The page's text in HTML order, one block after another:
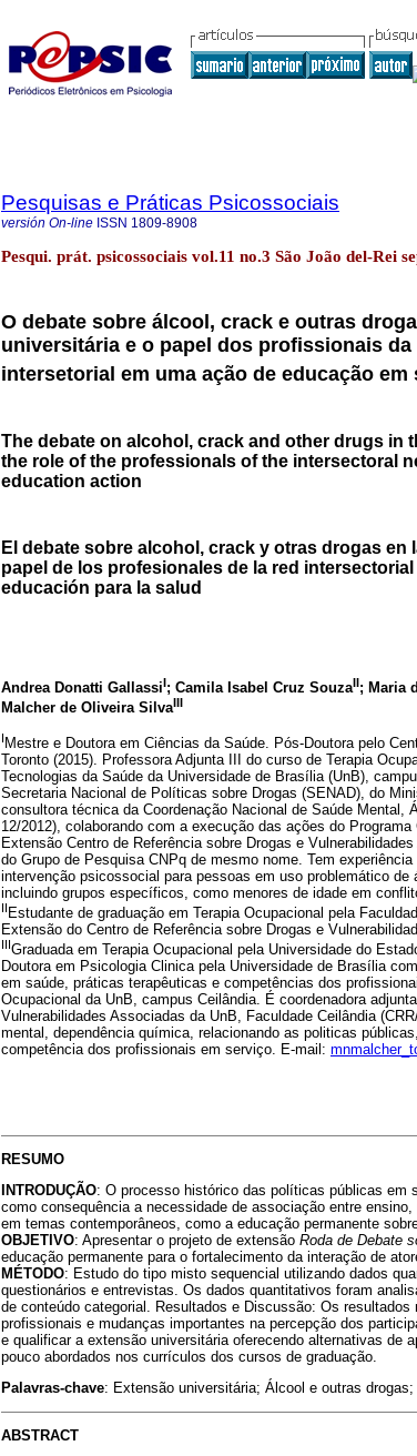
Pesquisas e Práticas Psicossociais
versión On-line ISSN 1809-8908
Pesqui. prát. psicossociais vol.11 no.3 São João del-Rei
O debate sobre álcool, crack e outras
universitária e o papel dos profissionais da
intersetorial em uma ação de educação em
The debate on alcohol, crack and other drugs in
the role of the professionals of the intersectoral
education action
El debate sobre alcohol, crack y otras drogas en
papel de los profesionales de la red
educación para la salud
Andrea Donatti GallassiI; Camila Isabel Cruz SouzaII; Maria
Malcher de Oliveira SilvaIII
IMestre e Doutora em Ciências da Saúde. Pós-Doutora pelo
Toronto (2015). Professora Adjunta III do curso de Terapia
Tecnologias da Saúde da Universidade de Brasília (UnB),
Secretaria Nacional de Políticas sobre Drogas (SENAD), do
consultora técnica da Coordenação Nacional de Saúde
12/2012), colaborando com a execução das ações do
Extensão Centro de Referência sobre Drogas e
do Grupo de Pesquisa CNPq de mesmo nome. Tem
intervenção psicossocial para pessoas em uso problemático
incluindo grupos específicos, como menores de idade em
II Estudante de graduação em Terapia Ocupacional pela
Extensão do Centro de Referência sobre Drogas e
IIIGraduada em Terapia Ocupacional pela Universidade do
Doutora em Psicologia Clinica pela Universidade de Brasília
em saúde, práticas terapêuticas e competências dos
Ocupacional da UnB, campus Ceilândia. É coordenadora
Vulnerabilidades Associadas da UnB, Faculdade Ceilândia
mental, dependência química, relacionando as politicas
competência dos profissionais em serviço. E-mail:
RESUMO
INTRODUÇÃO: O processo histórico das políticas públicas em
como consequência a necessidade de associação entre
em temas contemporâneos, como a educação permanente
OBJETIVO: Apresentar o projeto de extensão Roda de Debate
educação permanente para o fortalecimento da interação de
MÉTODO: Estudo do tipo misto sequencial utilizando dados
questionários e entrevistas. Os dados quantitativos foram
de conteúdo categorial. Resultados e Discussão: Os
profissionais e mudanças importantes na percepção dos
e qualificar a extensão universitária oferecendo alternativas de
pouco abordados nos currículos dos cursos de graduação.
Palavras-chave: Extensão universitária; Álcool e outras
ABSTRACT